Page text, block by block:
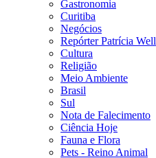
Gastronomia
Curitiba
Negócios
Repórter Patrícia Well
Cultura
Religião
Meio Ambiente
Brasil
Sul
Nota de Falecimento
Ciência Hoje
Fauna e Flora
Pets - Reino Animal